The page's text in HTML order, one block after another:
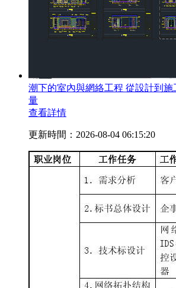
潮下的室內與網絡工程 從設計到
量
查看詳情
更新時間：2026-08-04 06:15:20